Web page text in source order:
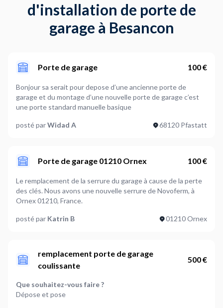
d'installation de porte de
garage à Besancon
Porte de garage 100 €
Bonjour sa serait pour depose d’une ancienne porte de
garage et du montage d’une nouvelle porte de garage c’est
une porte standard manuelle basique
posté parWidad A 68120 Pfastatt
Porte de garage 01210 Ornex 100 €
Le remplacement de la serrure du garage à cause de la perte
des clés. Nous avons une nouvelle serrure de Novoferm, à
Ornex 01210, France.
posté par Katrin B 01210 Ornex
remplacement porte de garage
coulissante
500 €
Que souhaitez-vous faire ?
Dépose et pose